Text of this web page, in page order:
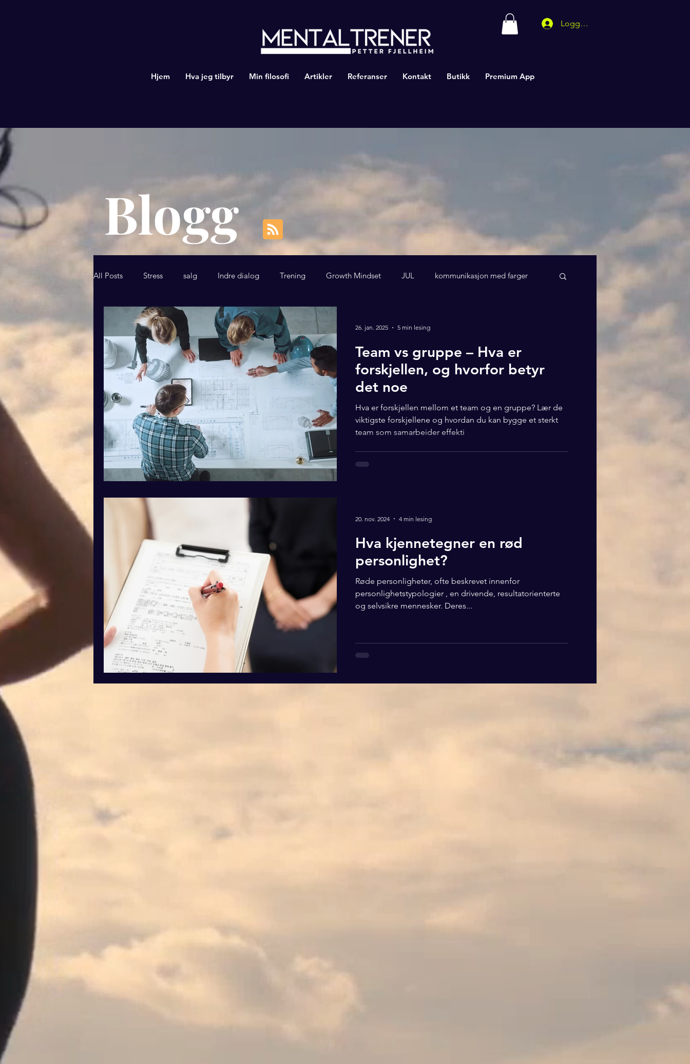
Logg inn
Hjem Hva jeg tilbyr Min filosofi Artikler Referanser Kontakt Butikk Premium App
Blogg
All Posts Stress salg Indre dialog Trening Growth Mindset JUL kommunikasjon med farger
Team vs gruppe – Hva er
forskjellen, og hvorfor betyr
det noe
Hva er forskjellen mellom et team og en gruppe? Lær de
viktigste forskjellene og hvordan du kan bygge et sterkt
team som samarbeider effekti
26. jan. 2025 5 min lesing
Hva kjennetegner en rød
personlighet?
Røde personligheter, ofte beskrevet innenfor
personlighetstypologier , en drivende, resultatorienterte
og selvsikre mennesker. Deres...
20. nov. 2024 4 min lesing